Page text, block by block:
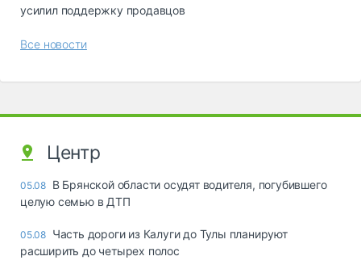
усилил поддержку продавцов
Все новости
Центр
05.08 В Брянской области осудят водителя, погубившего
целую семью в ДТП
05.08 Часть дороги из Калуги до Тулы планируют
расширить до четырех полос